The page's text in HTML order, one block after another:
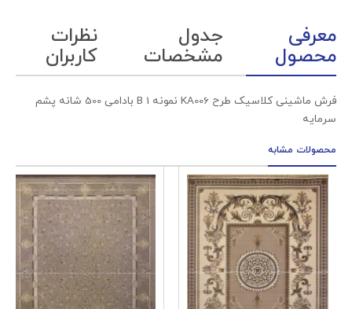
معرفی
محصول
جدول
مشخصات
نظرات
کاربران
فرش ماشینی کلاسیک طرح KA006 نمونه 1 B بادامی 500 شانه پشم
سرمایه
محصولات مشابه